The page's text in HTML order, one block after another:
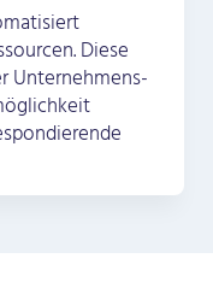
Diese
Unternehmens­